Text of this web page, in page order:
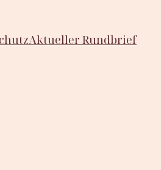
Aktueller Rundbrief